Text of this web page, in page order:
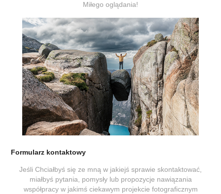
Miłego oglądania!
Formularz kontaktowy
Jeśli Chciałbyś się ze mną w jakiejś sprawie skontaktować,
miałbyś pytania, pomysły lub propozycje nawiązania
współpracy w jakimś ciekawym projekcie fotograficznym